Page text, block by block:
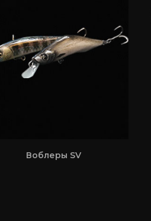
Воблеры SV